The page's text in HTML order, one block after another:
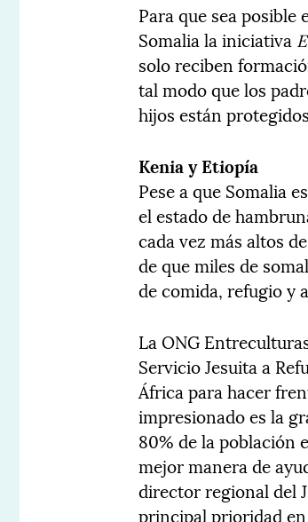
Para que sea
Somalia la iniciativa
solo reciben
tal modo que los
hijos están
Kenia y Etiopía
Pese a que Somalia
el estado de
cada vez más altos
de que miles de
de comida, refugio y
La ONG
Servicio Jesuita a
África para hacer
impresionado es la
80% de la población
mejor manera de
director regional del
principal prioridad